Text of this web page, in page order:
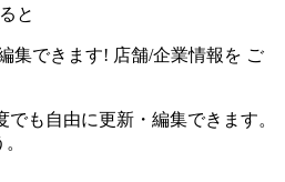
と
集できます! 店舗/企業情報を ご
も自由に更新・編集できます。